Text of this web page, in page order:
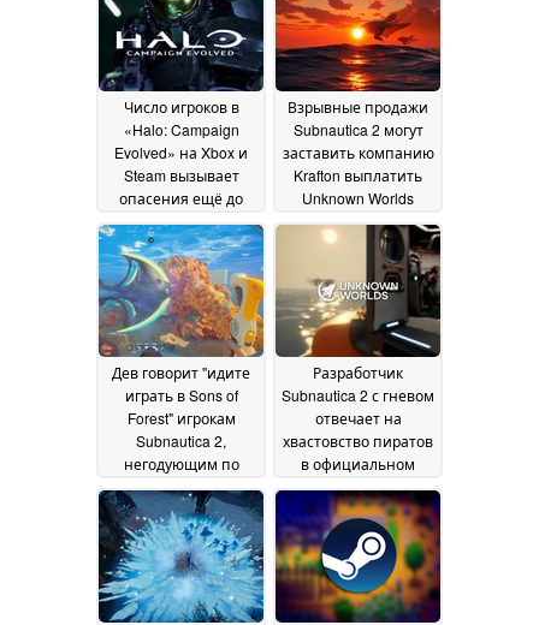
Число игроков в
«Halo: Campaign
Evolved» на Xbox и
Steam вызывает
опасения ещё до
даты выпуска28 July
2026
Взрывные продажи
Subnautica 2 могут
заставить компанию
Krafton выплатить
Unknown Worlds
бонус в размере 250
миллионов долларов
по решению суда02
June 2026
Дев говорит "идите
играть в Sons of
Forest" игрокам
Subnautica 2,
негодующим по
поводу отсутствия
оружия23 May 2026
Разработчик
Subnautica 2 с гневом
отвечает на
хвастовство пиратов
в официальном
Discord19 May 2026